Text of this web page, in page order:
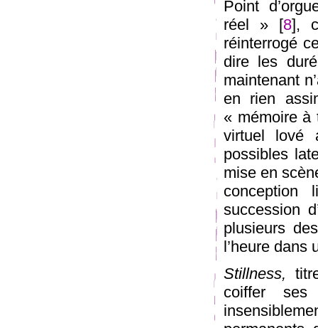
Point
réel » [8],
réinterrogé
dire les
maintenant
en rien
« mémoire
virtuel lové
possibles
mise en
succession
plusieurs
l’heure dans
Stillness,
coiffer ses